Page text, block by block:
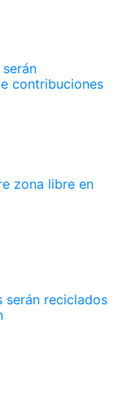
contribuciones
zona libre en
serán reciclados